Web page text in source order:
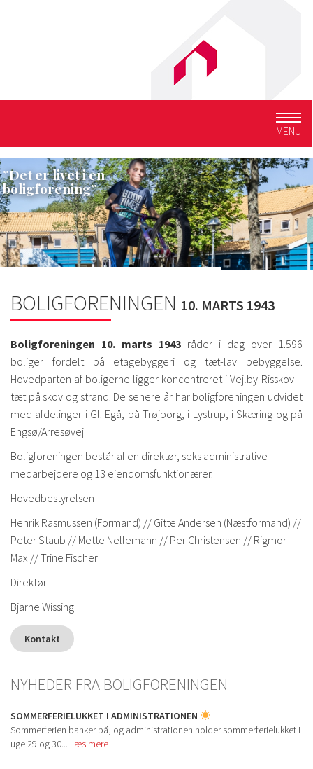
MENU
”Det er livet i en
boligforening”
BOLIGFORENINGEN 10. MARTS 1943
Boligforeningen 10. marts 1943 råder i dag over 1.596
boliger fordelt på etagebyggeri og tæt-lav bebyggelse.
Hovedparten af boligerne ligger koncentreret i Vejlby-Risskov –
tæt på skov og strand. De senere år har boligforeningen udvidet
med afdelinger i Gl. Egå, på Trøjborg, i Lystrup, i Skæring og på
Engsø/Arresøvej
Boligforeningen består af en direktør, seks administrative
medarbejdere og 13 ejendomsfunktionærer.
Hovedbestyrelsen
Henrik Rasmussen (Formand) // Gitte Andersen (Næstformand) //
Peter Staub // Mette Nellemann // Per Christensen // Rigmor
Max // Trine Fischer
Direktør
Bjarne Wissing
Kontakt
NYHEDER FRA BOLIGFORENINGEN
SOMMERFERIELUKKET I ADMINISTRATIONEN
Sommerferien banker på, og administrationen holder sommerferielukket i
uge 29 og 30... Læs mere